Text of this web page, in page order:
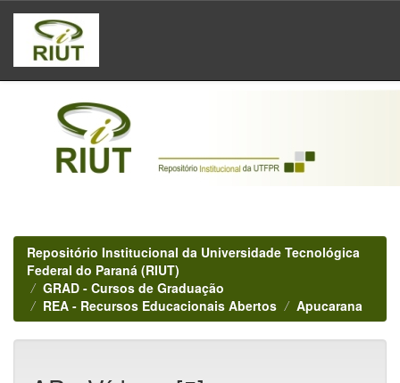
Skip
navigation
Repositório Institucional da Universidade Tecnológica
Federal do Paraná (RIUT)
GRAD - Cursos de Graduação
REA - Recursos Educacionais Abertos
Apucarana